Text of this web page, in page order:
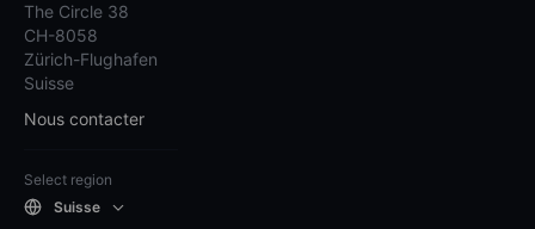
The Circle 38
CH-8058
Zürich-Flughafen
Suisse
Nous contacter
Select region
Suisse